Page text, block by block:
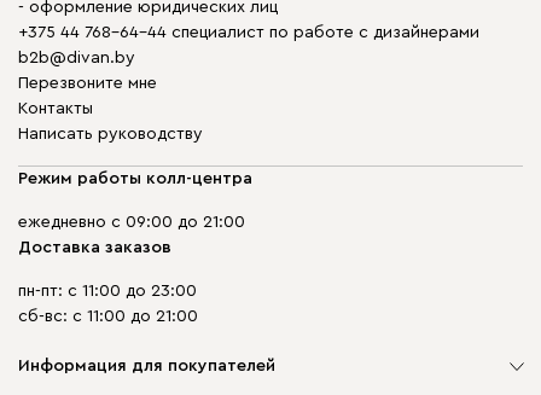
- оформление юридических лиц
+375 44 768-64-44 специалист по работе с дизайнерами
b2b@divan.by
Перезвоните мне
Контакты
Написать руководству
Режим работы колл-центра
ежедневно с 09:00 до 21:00
Доставка заказов
пн-пт: с 11:00 до 23:00
сб-вс: с 11:00 до 21:00
Информация для покупателей